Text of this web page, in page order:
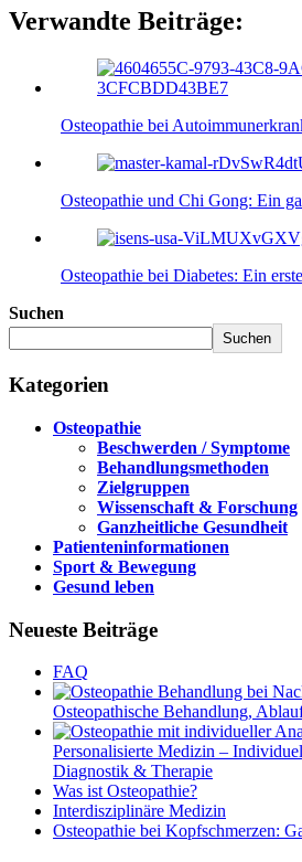
Verwandte Beiträge:
Osteopathie bei
Osteopathie und Chi Gong: Ein
Osteopathie bei Diabetes: Ein
Suchen
Suchen
Kategorien
Osteopathie
Beschwerden / Symptome
Behandlungsmethoden
Zielgruppen
Wissenschaft & Forschung
Ganzheitliche Gesundheit
Patienteninformationen
Sport & Bewegung
Gesund leben
Neueste Beiträge
FAQ
Osteopathische Behandlung,
Personalisierte Medizin –
Diagnostik & Therapie
Was ist Osteopathie?
Interdisziplinäre Medizin
Osteopathie bei Kopfschmerzen: